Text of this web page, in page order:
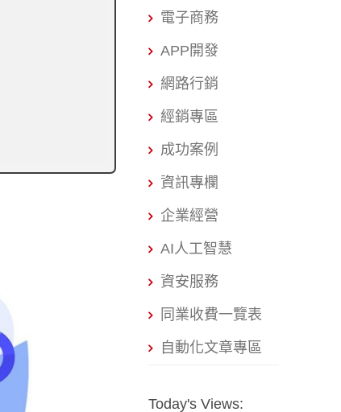
電子商務
APP開發
網路行銷
經銷專區
成功案例
資訊專欄
企業經營
AI人工智慧
資安服務
同業收費一覽表
自動化文章專區
Today's Views: